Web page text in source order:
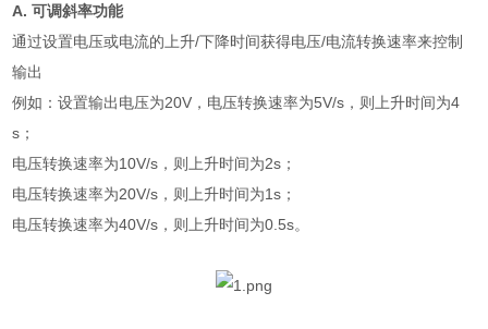
A.可调斜率功能
通过设置电压或电流的上升/下降时间获得电压/电流转换速率来控制
输出
例如：设置输出电压为20V ，电压转换速率为5V/s ，则上升时间为4
s ；
电压转换速率为10V/s ，则上升时间为2s ；
电压转换速率为20V/s ，则上升时间为1s ；
电压转换速率为40V/s ，则上升时间为0.5s。